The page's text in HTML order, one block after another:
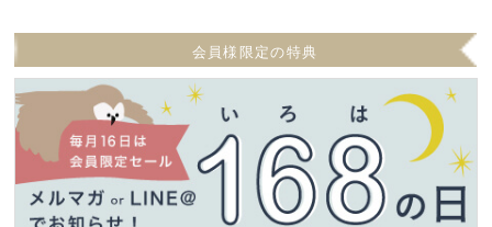
会員様限定の特典